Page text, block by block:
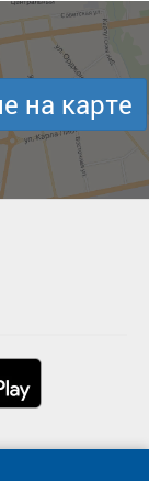
на карте